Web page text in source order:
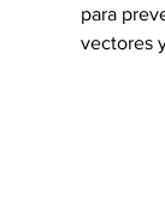
para
vectores